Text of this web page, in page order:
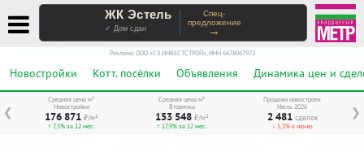
ЖК Эстель
✓ Дом сдан
Спец-
предложение
→
Реклама. ООО «СЗ ИНВЕСТСТРОЙ», ИНН 6678067973
Новостройки Котт. посёлки Объявления Динамика цен и
❮ ❯
Средняя цена м²
Новостройки
176 871 ₽/м²
↑ 7,5% за 12 мес.
Средняя цена м²
Вторичка
153 548 ₽/м²
↑ 17,9% за 12 мес.
Продажи новостроек
Июль 2026
2 481 сделок
↓ 5,3% к июню